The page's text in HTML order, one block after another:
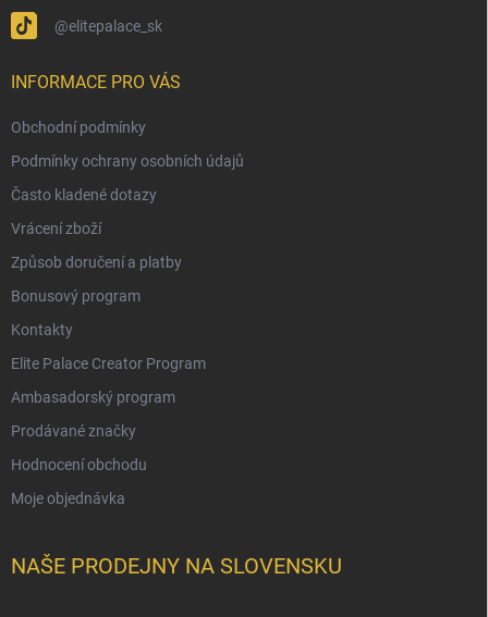
@elitepalace_sk
INFORMACE PRO VÁS
Obchodní podmínky
Podmínky ochrany osobních údajů
Často kladené dotazy
Vrácení zboží
Způsob doručení a platby
Bonusový program
Kontakty
Elite Palace Creator Program
Ambasadorský program
Prodávané značky
Hodnocení obchodu
Moje objednávka
NAŠE PRODEJNY NA SLOVENSKU